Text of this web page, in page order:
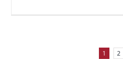
1 2